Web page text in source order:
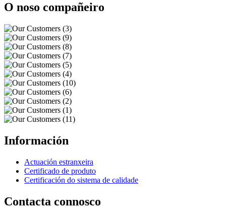
O noso compañeiro
Información
Actuación estranxeira
Certificado de produto
Certificación do sistema de calidade
Contacta connosco